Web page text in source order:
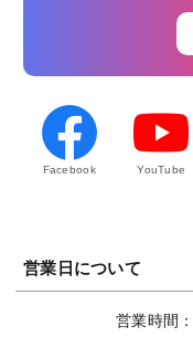
Facebook YouTube
営業日について
営業時間